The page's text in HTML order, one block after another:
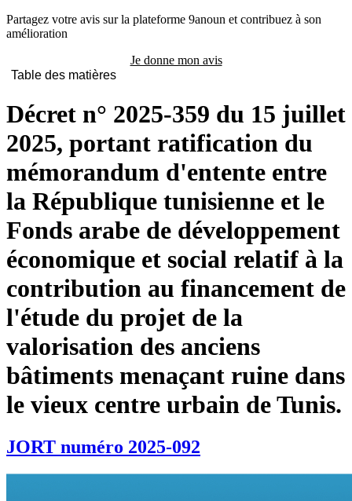
Partagez votre avis sur la plateforme 9anoun et contribuez à son
amélioration
Je donne mon avis
Table des matières
Décret n° 2025-359 du 15 juillet
2025, portant ratification du
mémorandum d'entente entre
la République tunisienne et le
Fonds arabe de développement
économique et social relatif à la
contribution au financement de
l'étude du projet de la
valorisation des anciens
bâtiments menaçant ruine dans
le vieux centre urbain de Tunis.
JORT numéro 2025-092